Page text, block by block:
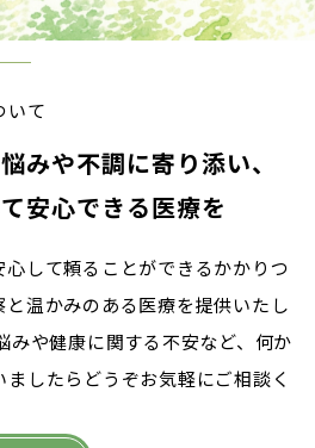
いて
みや不調に寄り添い、
安心できる医療を
して頼ることができるかかりつ
温かみのある医療を提供いたし
みや健康に関する不安など、何か
したらどうぞお気軽にご相談く